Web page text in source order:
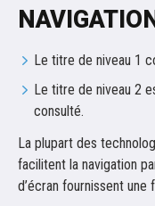
Le titre de niveau 1
Le titre de niveau 2
consulté.
La plupart des
facilitent la navigation
d’écran fournissent